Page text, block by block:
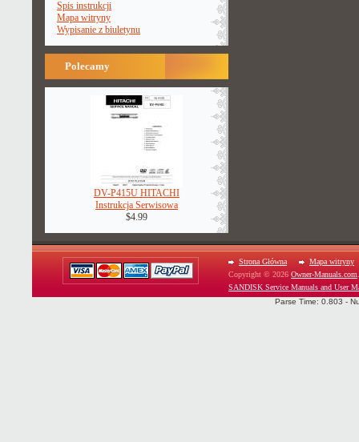
Spis instrukcji
Mapa witryny
Wypisanie z biuletynu
Polecamy
DV-P415U HITACHI
Instrukcja Serwisowa
$4.99
Strona Główna
Mapa witryny
Copyright © 2026 Owner-Manuals.com
SANDISK Service Manuals and User
Parse Time: 0.803 -